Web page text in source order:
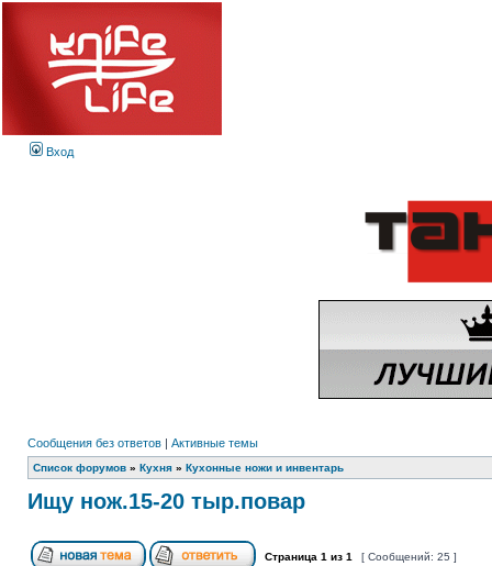
Вход
Сообщения без ответов | Активные темы
Список форумов » Кухня » Кухонные ножи и инвентарь
Ищу нож.15-20 тыр.повар
Страница 1 из 1 [ Сообщений: 25 ]